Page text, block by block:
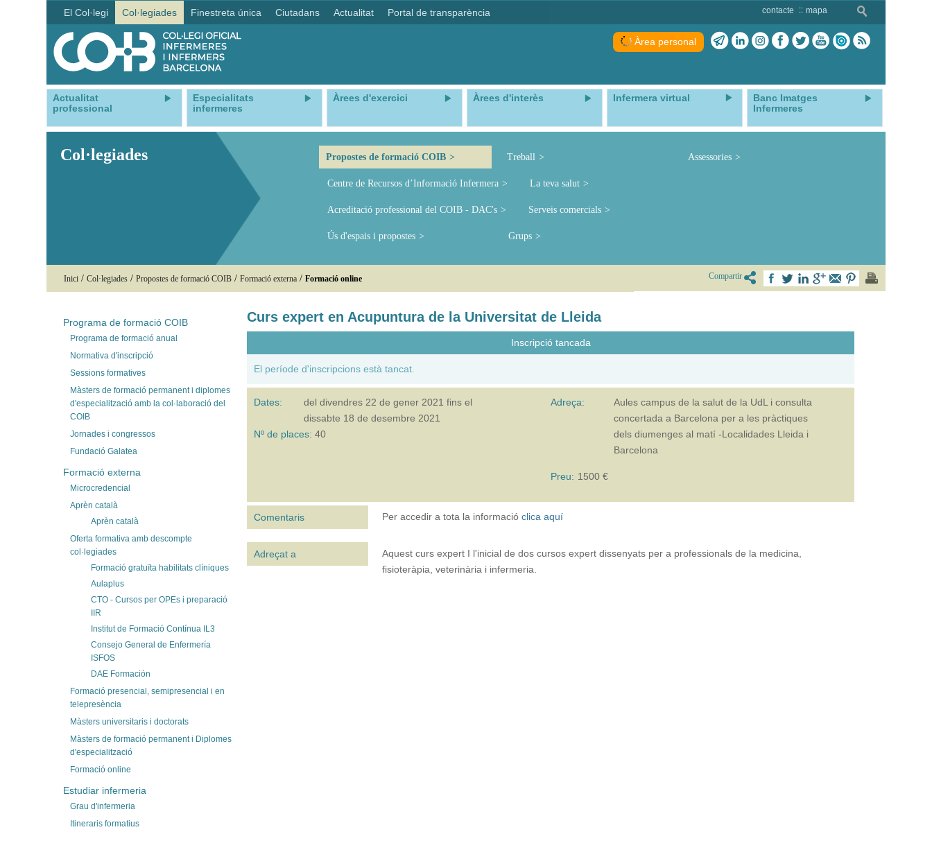
El Col·legi Col·legiades Finestreta única Ciutadans Actualitat Portal de transparència contacte mapa
Àrea personal
Actualitat
professional
Especialitats
infermeres
Àrees d'exercici Àrees d'interès Infermera virtual
Banc Imatges
Infermeres
Col·legiades Propostes de formació COIB Treball Assessories
Centre de Recursos d’Informació Infermera La teva salut
Acreditació professional del COIB - DAC's Serveis comercials
Ús d'espais i propostes Grups
Inici / Col·legiades / Propostes de formació COIB / Formació externa / Formació online Compartir
Programa de formació COIB
Programa de formació anual
Normativa d'inscripció
Sessions formatives
Màsters de formació permanent i diplomes
d'especialització amb la col·laboració del
COIB
Jornades i congressos
Fundació Galatea
Formació externa
Microcredencial
Aprèn català
Aprèn català
Oferta formativa amb descompte
col·legiades
Formació gratuïta habilitats clíniques
Aulaplus
CTO - Cursos per OPEs i preparació
IIR
Institut de Formació Contínua IL3
Consejo General de Enfermería
ISFOS
DAE Formación
Formació presencial, semipresencial i en
telepresència
Màsters universitaris i doctorats
Màsters de formació permanent i Diplomes
d'especialització
Formació online
Estudiar infermeria
Grau d'infermeria
Itineraris formatius
Curs expert en Acupuntura de la Universitat de Lleida
Inscripció tancada
El període d'inscripcions està tancat.
Dates: del divendres 22 de gener 2021 fins el
dissabte 18 de desembre 2021
Nº de places:40
Adreça:
Aules campus de la salut de la UdL i consulta
concertada a Barcelona per a les pràctiques
dels diumenges al matí -Localidades Lleida i
Barcelona
Preu: 1500 €
Comentaris Per accedir a tota la informacióclica aquí
Adreçat a
Aquest curs expert I l'inicial de dos cursos expert dissenyats per a professionals de la medicina,
fisioteràpia, veterinària i infermeria.